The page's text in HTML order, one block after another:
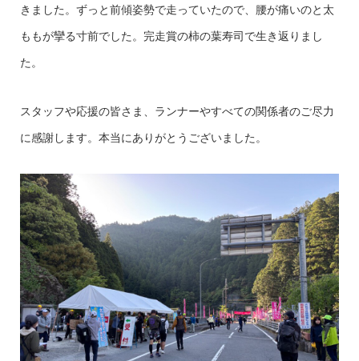
きました。ずっと前傾姿勢で走っていたので、腰が痛いのと太
ももが攣る寸前でした。完走賞の柿の葉寿司で生き返りまし
た。
スタッフや応援の皆さま、ランナーやすべての関係者のご尽力
に感謝します。本当にありがとうございました。